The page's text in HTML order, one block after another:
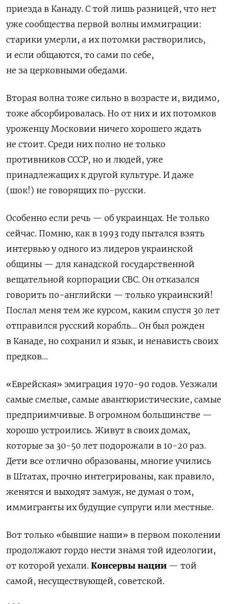
приезда в Канаду. С той лишь разницей, что нет
уже сообщества первой волны иммиграции:
старики умерли, а их потомки растворились,
и если общаются, то сами по себе,
не за церковными обедами.
Вторая волна тоже сильно в возрасте и, видимо,
тоже абсорбировалась. Но от них и их потомков
уроженцу Московии ничего хорошего ждать
не стоит. Среди них полно не только
противников СССР, но и людей, уже
принадлежащих к другой культуре. И даже
(шок!) не говорящих по-русски.
Особенно если речь — об украинцах. Не только
сейчас. Помню, как в 1993 году пытался взять
интервью у одного из лидеров украинской
общины — для канадской государственной
вещательной корпорации СВС. Он отказался
говорить по-английски — только украинский!
Послал меня тем же курсом, каким спустя 30 лет
отправился русский корабль… Он был рожден
в Канаде, но сохранил и язык, и ненависть своих
предков…
«Еврейская» эмиграция 1970-90 годов. Уезжали
самые смелые, самые авантюристические, самые
предприимчивые. В огромном большинстве —
хорошо устроились. Живут в своих домах,
которые за 30-50 лет подорожали в 10-20 раз.
Дети все отлично образованы, многие учились
в Штатах, прочно интегрированы, как правило,
женятся и выходят замуж, не думая о том,
иммигранты их будущие супруги или местные.
Вот только «бывшие наши» в первом поколении
продолжают гордо нести знамя той идеологии,
от которой уехали. Консервы нации — той
самой, несуществующей, советской.